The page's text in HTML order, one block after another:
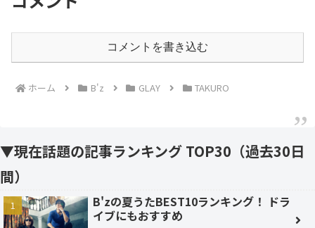
コメントを書き込む
ホーム B'z GLAY TAKURO
▼現在話題の記事ランキング TOP30（過去30日
間）
B'zの夏うたBEST10ランキング！ ドラ
イブにもおすすめ